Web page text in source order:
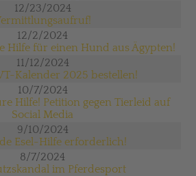
12/23/2024
12/2/2024
für einen Hund aus Ägypten!
11/12/2024
Kalender 2025 bestellen!
10/7/2024
Hilfe! Petition gegen Tierleid auf
Social Media
9/10/2024
Esel-Hilfe erforderlich!
8/7/2024
im Pferdesport